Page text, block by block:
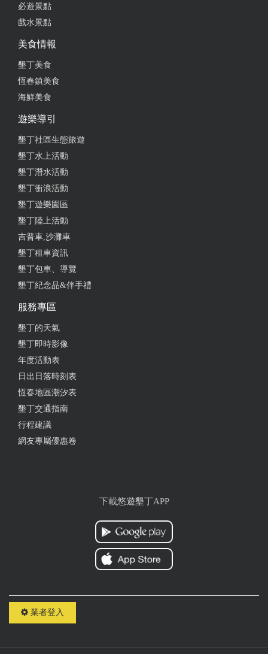
超美的海景房! 陽台就可以享受超美海景跟夕陽！ 住
起來舒適 老闆也很健談nice 下次有來墾丁一定住這間
是一個很舒適的民宿，老闆熱心的介紹民宿及周邊地
區，對面就可以看到我最喜歡的砂島，這裡的海真的
美死） 超級推的民宿！！！！
超美❤️ 難得來墾丁過生日 老闆人很好 很舒服的地方
和男友住得很開心 謝謝老闆所有的貼心，很感謝。
真的 窩在海邊 安靜又舒服
2023-05-01 07:45:10
必遊景點
戲水景點
美食情報
墾丁美食
恆春鎮美食
海鮮美食
遊樂導引
墾丁社區生態旅遊
墾丁水上活動
墾丁潛水活動
墾丁衝浪活動
墾丁遊樂園區
墾丁陸上活動
吉普車,沙灘車
墾丁租車資訊
墾丁包車、導覽
墾丁紀念品&伴手禮
服務專區
墾丁的天氣
墾丁即時影像
年度活動表
日出日落時刻表
恆春地區潮汐表
墾丁交通指南
行程建議
網友專屬優惠卷
下載悠遊墾丁APP
業者登入